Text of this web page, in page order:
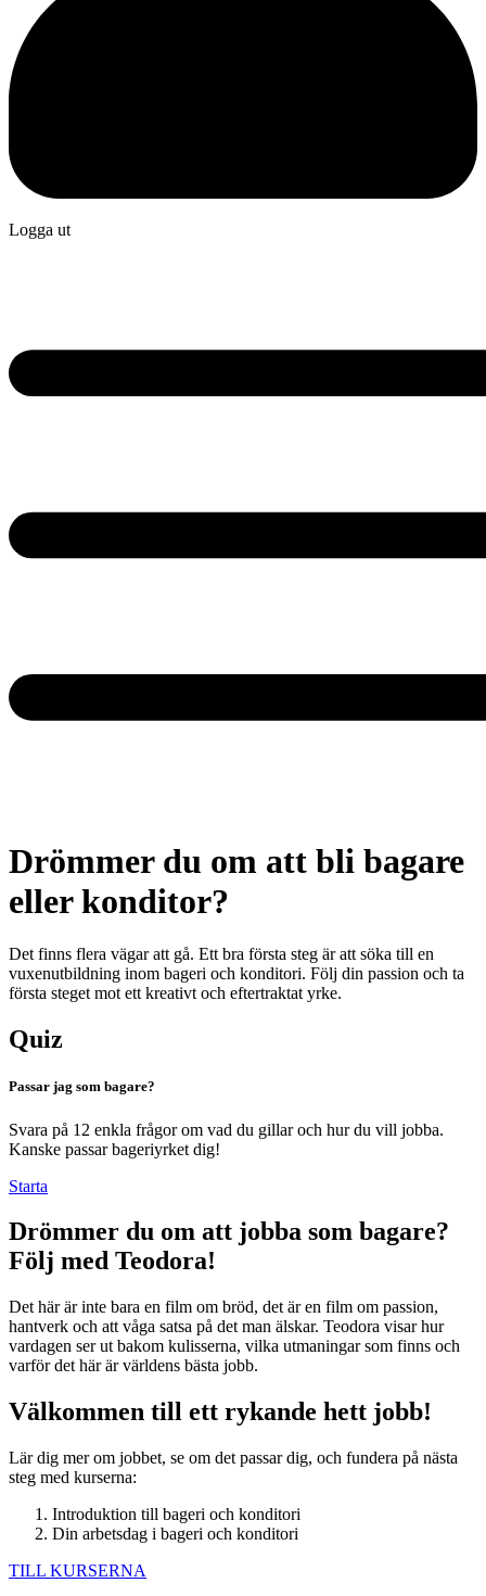
Logga ut
Drömmer du om att bli bagare
eller konditor?
Det finns flera vägar att gå. Ett bra första steg är att söka till en
vuxenutbildning inom bageri och konditori. Följ din passion och ta
första steget mot ett kreativt och eftertraktat yrke.
Quiz
Passar jag som bagare?
Svara på 12 enkla frågor om vad du gillar och hur du vill jobba.
Kanske passar bageriyrket dig!
Starta
Drömmer du om att jobba som bagare?
Följ med Teodora!
Det här är inte bara en film om bröd, det är en film om passion,
hantverk och att våga satsa på det man älskar. Teodora visar hur
vardagen ser ut bakom kulisserna, vilka utmaningar som finns och
varför det här är världens bästa jobb.
Välkommen till ett rykande hett jobb!
Lär dig mer om jobbet, se om det passar dig, och fundera på nästa
steg med kurserna:
Introduktion till bageri och konditori
Din arbetsdag i bageri och konditori
TILL KURSERNA